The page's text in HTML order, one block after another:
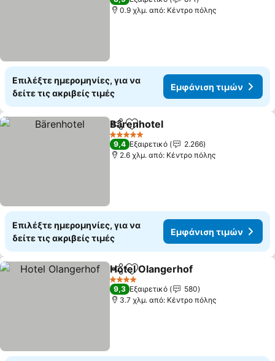
0.9 χλμ. από: Κέντρο πόλης
Επιλέξτε ημερομηνίες, για να
δείτε τις ακριβείς τιμές
Εμφάνιση τιμών
Κοινοποίηση
Προσθήκη στα αγαπημένα
Bärenhotel
5 Αστέρια
9,4 Εξαιρετικό
2.266
2.6 χλμ. από: Κέντρο πόλης
Επιλέξτε ημερομηνίες, για να
δείτε τις ακριβείς τιμές
Εμφάνιση τιμών
Κοινοποίηση
Προσθήκη στα αγαπημένα
Hotel Olangerhof
4 Αστέρια
9,3 Εξαιρετικό
580
3.7 χλμ. από: Κέντρο πόλης